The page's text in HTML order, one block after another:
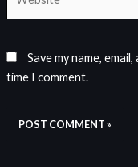
Save my name,
time I comment.